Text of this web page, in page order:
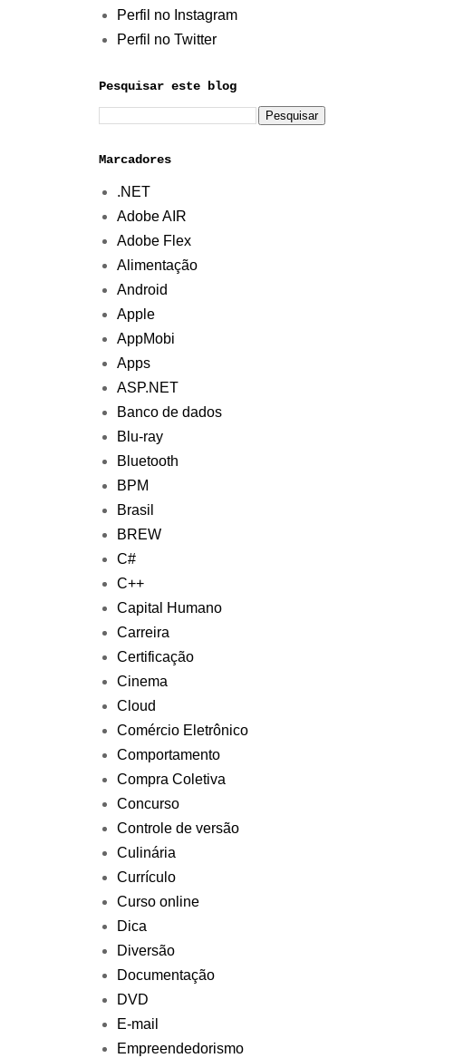
Perfil no Instagram
Perfil no Twitter
Pesquisar este blog
Marcadores
.NET
Adobe AIR
Adobe Flex
Alimentação
Android
Apple
AppMobi
Apps
ASP.NET
Banco de dados
Blu-ray
Bluetooth
BPM
Brasil
BREW
C#
C++
Capital Humano
Carreira
Certificação
Cinema
Cloud
Comércio Eletrônico
Comportamento
Compra Coletiva
Concurso
Controle de versão
Culinária
Currículo
Curso online
Dica
Diversão
Documentação
DVD
E-mail
Empreendedorismo